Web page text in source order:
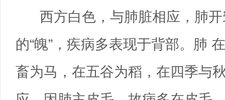
西方白色，与肺脏相应，肺
的“魄”，疾病多表现于背部。肺
畜为马，在五谷为稻，在四季与